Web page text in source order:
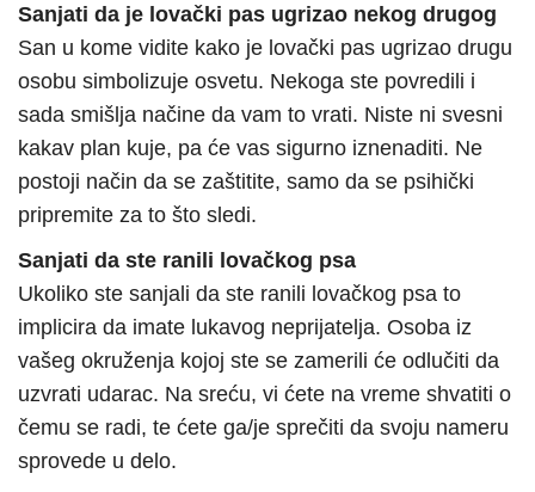
Sanjati da je lovački pas ugrizao nekog drugog
San u kome vidite kako je lovački pas ugrizao drugu
osobu simbolizuje osvetu. Nekoga ste povredili i
sada smišlja načine da vam to vrati. Niste ni svesni
kakav plan kuje, pa će vas sigurno iznenaditi. Ne
postoji način da se zaštitite, samo da se psihički
pripremite za to što sledi.
Sanjati da ste ranili lovačkog psa
Ukoliko ste sanjali da ste ranili lovačkog psa to
implicira da imate lukavog neprijatelja. Osoba iz
vašeg okruženja kojoj ste se zamerili će odlučiti da
uzvrati udarac. Na sreću, vi ćete na vreme shvatiti o
čemu se radi, te ćete ga/je sprečiti da svoju nameru
sprovede u delo.